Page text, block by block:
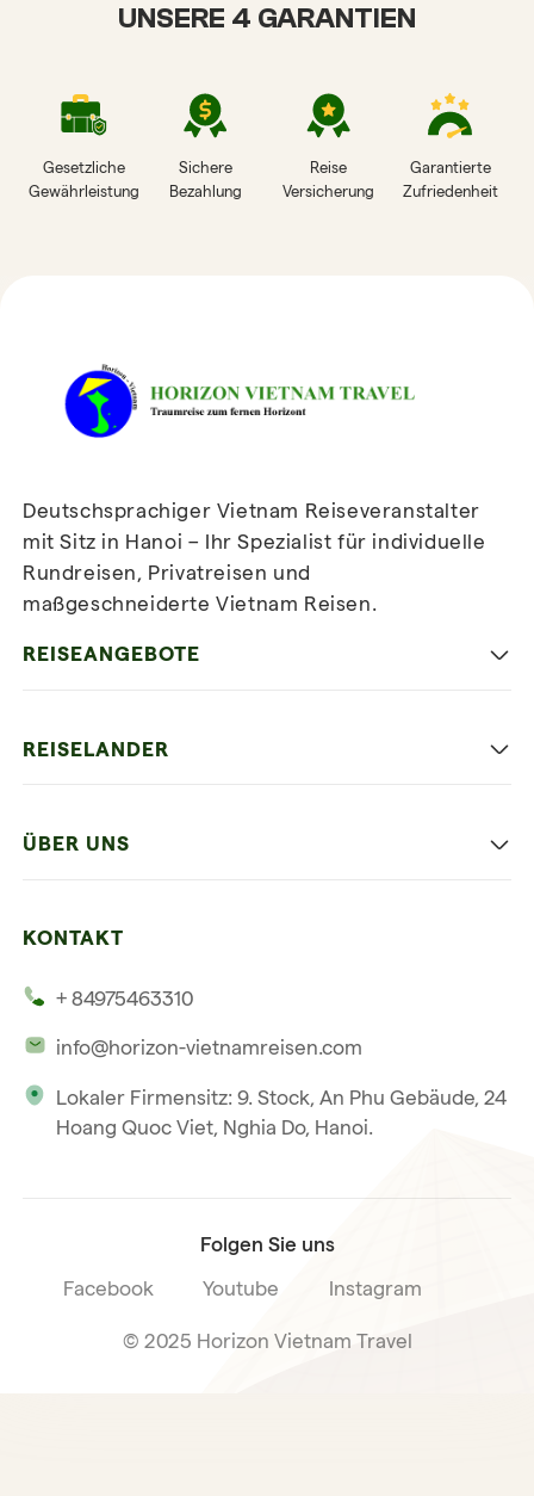
UNSERE 4 GARANTIEN
Gesetzliche
Gewährleistung
Sichere
Bezahlung
Reise
Versicherung
Garantierte
Zufriedenheit
Newsletterabonnieren
Deutschsprachiger Vietnam Reiseveranstalter
mit Sitz in Hanoi – Ihr Spezialist für individuelle
Rundreisen, Privatreisen und
maßgeschneiderte Vietnam Reisen.
REISEANGEBOTE
Die Beste Reise
Mehrere Länder
REISELANDER
ÜBER UNS
Unsere internationale Tourismuslizenz
KONTAKT
+ 84975463310
info@horizon-vietnamreisen.com
Lokaler Firmensitz: 9. Stock, An Phu Gebäude, 24
Hoang Quoc Viet, Nghia Do, Hanoi.
Folgen Sie uns
Facebook Youtube Instagram
© 2025 Horizon Vietnam Travel